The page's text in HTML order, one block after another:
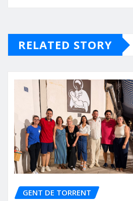
RELATED STORY
GENT DE TORRENT